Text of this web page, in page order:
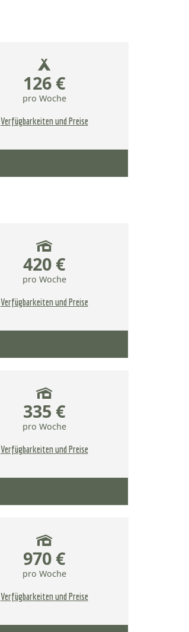
126 €
pro Woche
Verfügbarkeiten und Preise
420 €
pro Woche
Verfügbarkeiten und Preise
335 €
pro Woche
Verfügbarkeiten und Preise
970 €
pro Woche
Verfügbarkeiten und Preise